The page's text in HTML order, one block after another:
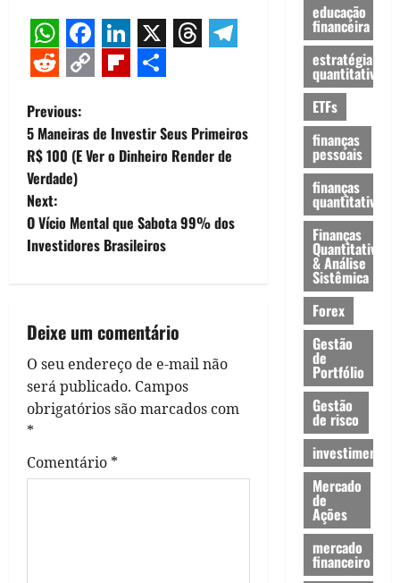
WhatsApp
Facebook
LinkedIn
X Threads
Telegram
Link
P
o
s
t
v
i
g
a
t
Previous:
5 Maneiras de Investir Seus Primeiros
R$ 100 (E Ver o Dinheiro Render de
Verdade)
Next:
O Vício Mental que Sabota 99% dos
Investidores Brasileiros
Deixe um comentário
O seu endereço de e-mail não
será publicado. Campos
obrigatórios são marcados com
*
Comentário *
educação
financeira
estratégia
quantitativa
ETFs
finanças
pessoais
finanças
quantitativas
Finanças
Quantitativas
& Análise
Sistêmica
Forex
Gestão
de
Portfólio
Gestão
de risco
investimentos
Mercado
de
Ações
mercado
financeiro